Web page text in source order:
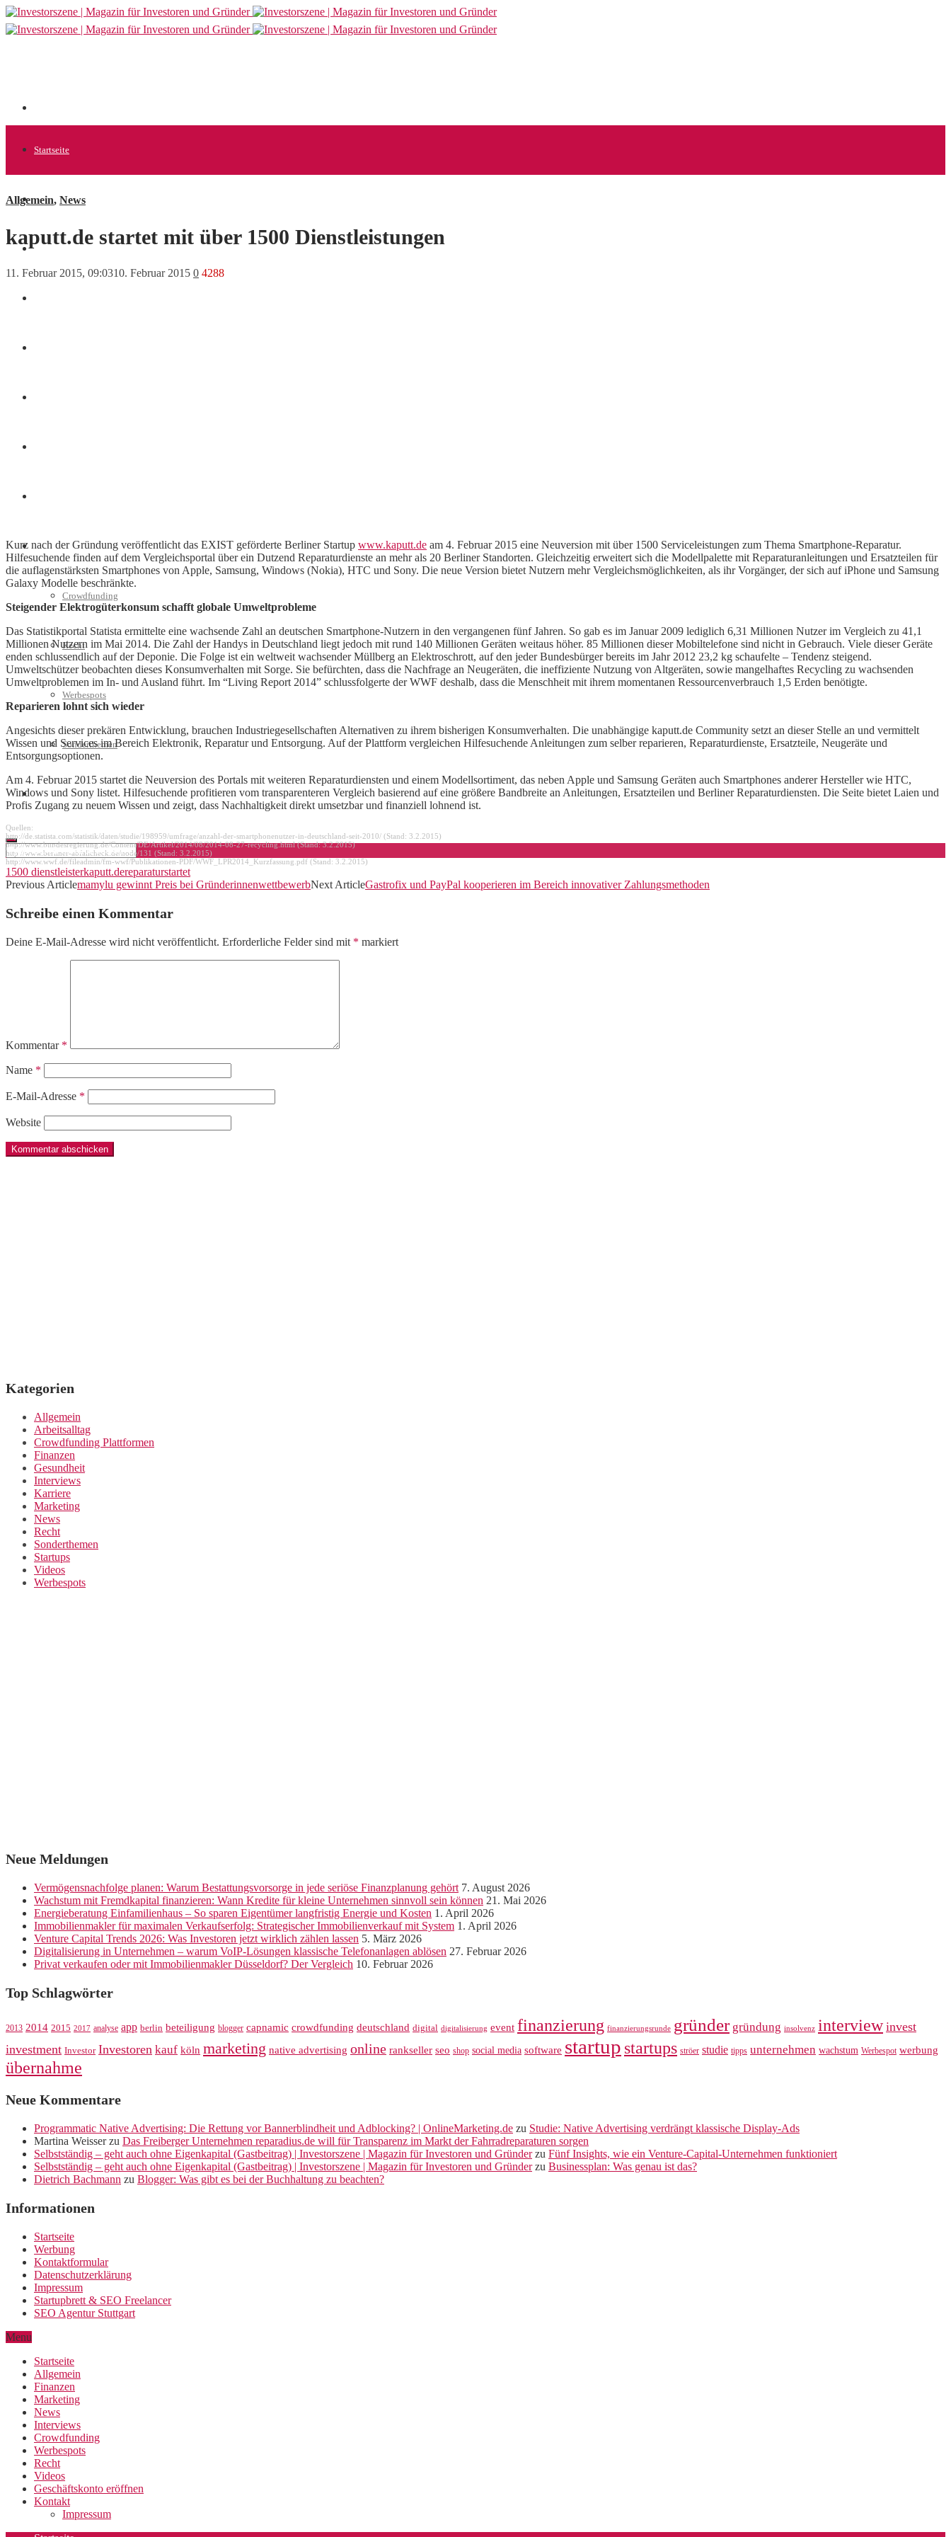
Startseite
Allgemein
Startups
Weitere
Crowdfunding
Recht
Werbespots
Sonderthemen
Geschäftskonto eröffnen
Allgemein, News
kaputt.de startet mit über 1500 Dienstleistungen
11. Februar 2015, 09:0310. Februar 2015 0 4288
Kurz nach der Gründung veröffentlicht das EXIST geförderte Berliner Startup www.kaputt.de am 4. Februar 2015 eine Neuversion mit über 1500 Serviceleistungen zum Thema Smartphone-Reparatur.
Hilfesuchende finden auf dem Vergleichsportal über ein Dutzend Reparaturdienste an mehr als 20 Berliner Standorten. Gleichzeitig erweitert sich die Modellpalette mit Reparaturanleitungen und Ersatzteilen für
die auflagenstärksten Smartphones von Apple, Samsung, Windows (Nokia), HTC und Sony. Die neue Version bietet Nutzern mehr Vergleichsmöglichkeiten, als ihr Vorgänger, der sich auf iPhone und Samsung
Galaxy Modelle beschränkte.
Steigender Elektrogüterkonsum schafft globale Umweltprobleme
Das Statistikportal Statista ermittelte eine wachsende Zahl an deutschen Smartphone-Nutzern in den vergangenen fünf Jahren. So gab es im Januar 2009 lediglich 6,31 Millionen Nutzer im Vergleich zu 41,1
Millionen Nutzern im Mai 2014. Die Zahl der Handys in Deutschland liegt jedoch mit rund 140 Millionen Geräten weitaus höher. 85 Millionen dieser Mobiltelefone sind nicht in Gebrauch. Viele dieser Geräte
enden schlussendlich auf der Deponie. Die Folge ist ein weltweit wachsender Müllberg an Elektroschrott, auf den jeder Bundesbürger bereits im Jahr 2012 23,2 kg schaufelte – Tendenz steigend.
Umweltschützer beobachten dieses Konsumverhalten mit Sorge. Sie befürchten, dass die Nachfrage an Neugeräten, die ineffiziente Nutzung von Altgeräten, sowie mangelhaftes Recycling zu wachsenden
Umweltproblemen im In- und Ausland führt. Im “Living Report 2014” schlussfolgerte der WWF deshalb, dass die Menschheit mit ihrem momentanen Ressourcenverbrauch 1,5 Erden benötigte.
Reparieren lohnt sich wieder
Angesichts dieser prekären Entwicklung, brauchen Industriegesellschaften Alternativen zu ihrem bisherigen Konsumverhalten. Die unabhängige kaputt.de Community setzt an dieser Stelle an und vermittelt
Wissen und Services im Bereich Elektronik, Reparatur und Entsorgung. Auf der Plattform vergleichen Hilfesuchende Anleitungen zum selber reparieren, Reparaturdienste, Ersatzteile, Neugeräte und
Entsorgungsoptionen.
Am 4. Februar 2015 startet die Neuversion des Portals mit weiteren Reparaturdiensten und einem Modellsortiment, das neben Apple und Samsung Geräten auch Smartphones anderer Hersteller wie HTC,
Windows und Sony listet. Hilfesuchende profitieren vom transparenteren Vergleich basierend auf eine größere Bandbreite an Anleitungen, Ersatzteilen und Berliner Reparaturdiensten. Die Seite bietet Laien und
Profis Zugang zu neuem Wissen und zeigt, dass Nachhaltigkeit direkt umsetzbar und finanziell lohnend ist.
Quellen:
http://de.statista.com/statistik/daten/studie/198959/umfrage/anzahl-­der-­smartphonenutzer-­in-­deutschland-­seit-­2010/ (Stand: 3.2.2015)
http://www.bundesregierung.de/Content/DE/Artikel/2014/08/2014-­08-­27-­recycling.html (Stand: 3.2.2015)
http://www.berliner-­abfallcheck.de/node/131 (Stand: 3.2.2015)
http://www.wwf.de/fileadmin/fm-­wwf/Publikationen-­PDF/WWF_LPR2014_Kurzfassung.pdf (Stand: 3.2.2015)
1500 dienstleisterkaputt.dereparaturstartet
Previous Articlemamylu gewinnt Preis bei GründerinnenwettbewerbNext ArticleGastrofix und PayPal kooperieren im Bereich innovativer Zahlungsmethoden
Schreibe einen Kommentar
Deine E-Mail-Adresse wird nicht veröffentlicht. Erforderliche Felder sind mit * markiert
Kommentar *
Name *
E-Mail-Adresse *
Website
Kategorien
Allgemein
Arbeitsalltag
Crowdfunding Plattformen
Finanzen
Gesundheit
Interviews
Karriere
Marketing
News
Recht
Sonderthemen
Startups
Videos
Werbespots
Neue Meldungen
Vermögensnachfolge planen: Warum Bestattungsvorsorge in jede seriöse Finanzplanung gehört 7. August 2026
Wachstum mit Fremdkapital finanzieren: Wann Kredite für kleine Unternehmen sinnvoll sein können 21. Mai 2026
Energieberatung Einfamilienhaus – So sparen Eigentümer langfristig Energie und Kosten 1. April 2026
Immobilienmakler für maximalen Verkaufserfolg: Strategischer Immobilienverkauf mit System 1. April 2026
Venture Capital Trends 2026: Was Investoren jetzt wirklich zählen lassen 5. März 2026
Digitalisierung in Unternehmen – warum VoIP-Lösungen klassische Telefonanlagen ablösen 27. Februar 2026
Privat verkaufen oder mit Immobilienmakler Düsseldorf? Der Vergleich 10. Februar 2026
Top Schlagwörter
2013 2014 2015 2017 analyse app berlin beteiligung blogger capnamic crowdfunding deutschland digital digitalisierung event finanzierung finanzierungsrunde gründer gründung insolvenz interview invest
investment Investor Investoren kauf köln marketing native advertising online rankseller seo shop social media software startup startups ströer studie tipps unternehmen wachstum Werbespot werbung
übernahme
Neue Kommentare
Programmatic Native Advertising: Die Rettung vor Bannerblindheit und Adblocking? | OnlineMarketing.de zu Studie: Native Advertising verdrängt klassische Display-Ads
Martina Weisserzu Das Freiberger Unternehmen reparadius.de will für Transparenz im Markt der Fahrradreparaturen sorgen
Selbstständig – geht auch ohne Eigenkapital (Gastbeitrag) | Investorszene | Magazin für Investoren und Gründerzu Fünf Insights, wie ein Venture-Capital-Unternehmen funktioniert
Selbstständig – geht auch ohne Eigenkapital (Gastbeitrag) | Investorszene | Magazin für Investoren und Gründerzu Businessplan: Was genau ist das?
Dietrich Bachmann zu Blogger: Was gibt es bei der Buchhaltung zu beachten?
Informationen
Startseite
Werbung
Kontaktformular
Datenschutzerklärung
Impressum
Startupbrett & SEO Freelancer
SEO Agentur Stuttgart
Menu
Startseite
Allgemein
Finanzen
Marketing
News
Interviews
Crowdfunding
Werbespots
Recht
Videos
Geschäftskonto eröffnen
Kontakt
Impressum